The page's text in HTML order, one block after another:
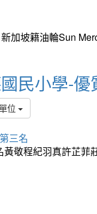
加坡籍油輪Sun
民小學-優
位
三名
敬程紀羽真許芷